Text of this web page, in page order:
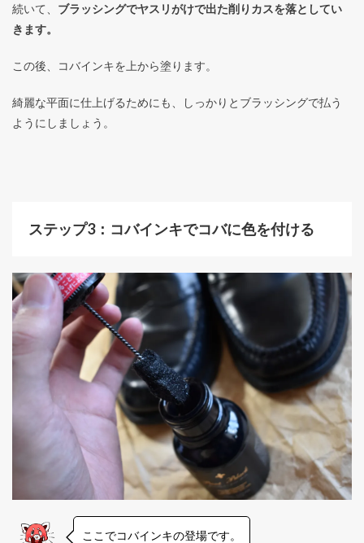
続いて、 ブラッシングでヤスリがけで出た削りカスを落としてい
きます。
この後、コバインキを上から塗ります。
綺麗な平面に仕上げるためにも、しっかりとブラッシングで払う
ようにしましょう。
ステップ3：コバインキでコバに色を付ける
ここでコバインキの登場です。